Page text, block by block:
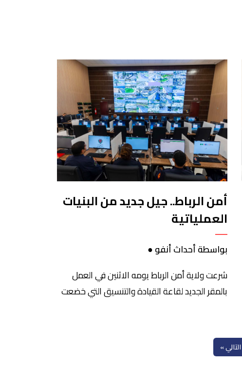
أمن الرباط.. جيل جديد من البنيات
العملياتية
بواسطة أحداث أنفو ●
شرعت ولاية أمن الرباط يومه الاثنين في العمل
بالمقر الجديد لقاعة القيادة والتنسيق التي خضعت
البنيات الأمنية العملياتية لتدبير المهام الأمنية
الميدانية والأمن الطرقي، وقيادة آليات شرطة
التالي »